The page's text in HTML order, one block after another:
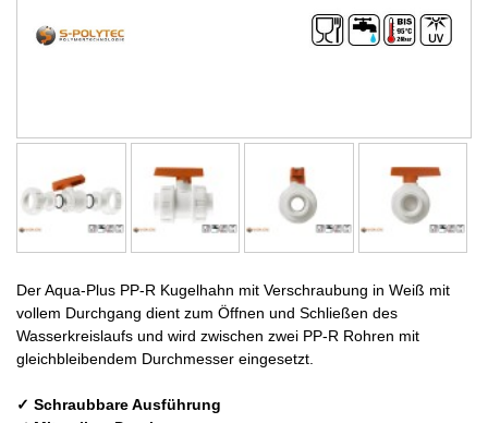
Der Aqua-Plus PP-R Kugelhahn mit Verschraubung in Weiß mit
vollem Durchgang dient zum Öffnen und Schließen des
Wasserkreislaufs und wird zwischen zwei PP-R Rohren mit
gleichbleibendem Durchmesser eingesetzt.
✓ Schraubbare Ausführung